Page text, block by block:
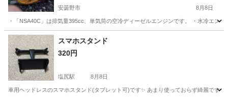
安曇野市 8月8日
・「NSA40C」は排気量395cc、単気筒の空冷ディーゼルエンジンです。 ・水冷エン
長野 安曇野市 その他 YANMAR
スマホスタンド
320円
塩尻駅 8月8日
車用ヘッドレスのスマホスタンド(タブレット可)です✨ あまり使っておらず綺麗です